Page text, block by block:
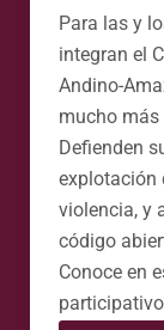
Para las y
integran el
Andino-
mucho más
Defienden
explotación
violencia, y
código
Conoce en